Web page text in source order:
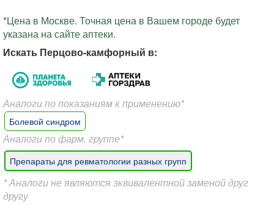
*Цена в Москве. Точная цена в Вашем городе будет
указана на сайте аптеки.
Искать Перцово-камфорный в:
Аналоги по показаниям к применению*
Болевой синдром
Аналоги по фарм. группе*
Препараты для ревматологии разных групп
* Аналоги не являются эквивалентной заменой друг
другу